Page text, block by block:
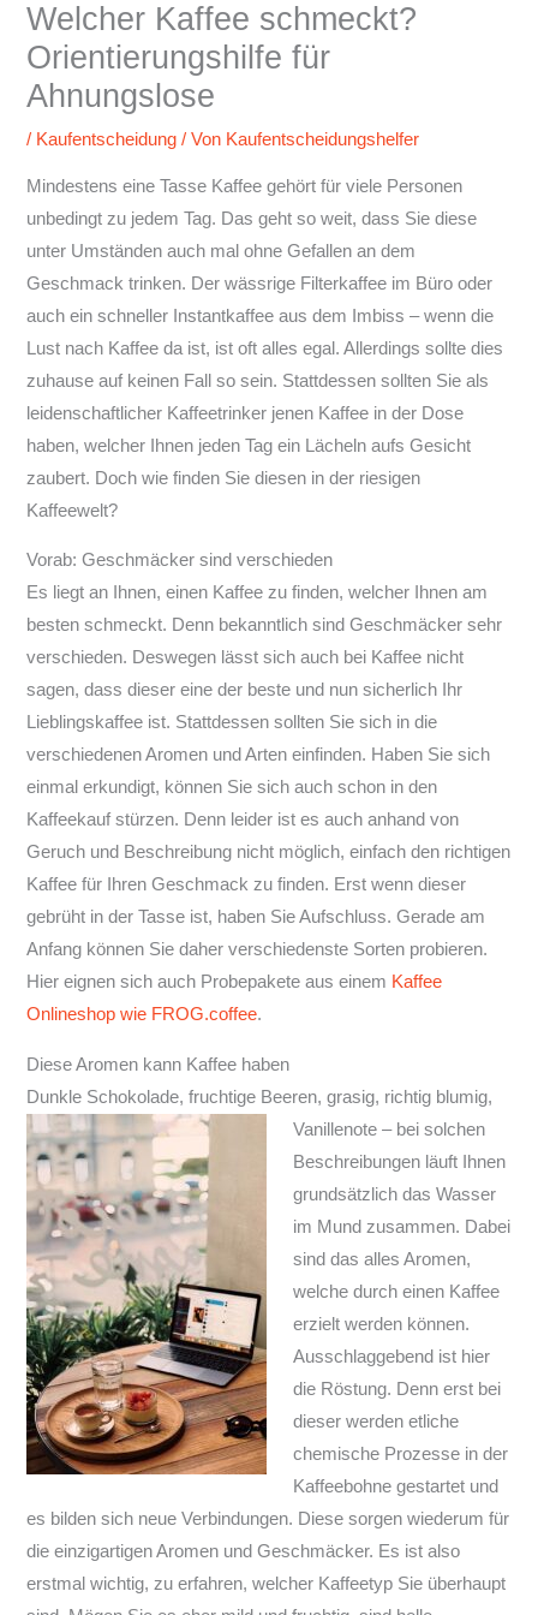
Welcher Kaffee schmeckt?
Orientierungshilfe für
Ahnungslose
/ Kaufentscheidung / Von Kaufentscheidungshelfer
Mindestens eine Tasse Kaffee gehört für viele Personen
unbedingt zu jedem Tag. Das geht so weit, dass Sie diese
unter Umständen auch mal ohne Gefallen an dem
Geschmack trinken. Der wässrige Filterkaffee im Büro oder
auch ein schneller Instantkaffee aus dem Imbiss – wenn die
Lust nach Kaffee da ist, ist oft alles egal. Allerdings sollte dies
zuhause auf keinen Fall so sein. Stattdessen sollten Sie als
leidenschaftlicher Kaffeetrinker jenen Kaffee in der Dose
haben, welcher Ihnen jeden Tag ein Lächeln aufs Gesicht
zaubert. Doch wie finden Sie diesen in der riesigen
Kaffeewelt?
Vorab: Geschmäcker sind verschieden
Es liegt an Ihnen, einen Kaffee zu finden, welcher Ihnen am
besten schmeckt. Denn bekanntlich sind Geschmäcker sehr
verschieden. Deswegen lässt sich auch bei Kaffee nicht
sagen, dass dieser eine der beste und nun sicherlich Ihr
Lieblingskaffee ist. Stattdessen sollten Sie sich in die
verschiedenen Aromen und Arten einfinden. Haben Sie sich
einmal erkundigt, können Sie sich auch schon in den
Kaffeekauf stürzen. Denn leider ist es auch anhand von
Geruch und Beschreibung nicht möglich, einfach den richtigen
Kaffee für Ihren Geschmack zu finden. Erst wenn dieser
gebrüht in der Tasse ist, haben Sie Aufschluss. Gerade am
Anfang können Sie daher verschiedenste Sorten probieren.
Hier eignen sich auch Probepakete aus einem Kaffee
Onlineshop wie FROG.coffee.
Diese Aromen kann Kaffee haben
Dunkle Schokolade, fruchtige Beeren, grasig, richtig blumig,
Vanillenote – bei solchen
Beschreibungen läuft Ihnen
grundsätzlich das Wasser
im Mund zusammen. Dabei
sind das alles Aromen,
welche durch einen Kaffee
erzielt werden können.
Ausschlaggebend ist hier
die Röstung. Denn erst bei
dieser werden etliche
chemische Prozesse in der
Kaffeebohne gestartet und
es bilden sich neue Verbindungen. Diese sorgen wiederum für
die einzigartigen Aromen und Geschmäcker. Es ist also
erstmal wichtig, zu erfahren, welcher Kaffeetyp Sie überhaupt